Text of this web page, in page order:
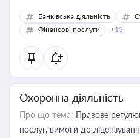
Банківська діяльність
Фінансові послуги
+13
Охоронна діяльність
Про що тема: Правове
послуг, вимоги до